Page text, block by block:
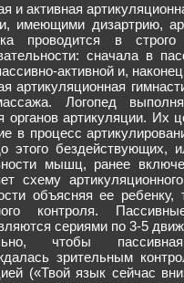
и активная
имеющими дизартрию,
проводится в строго
сначала в
активной и,
артикуляционная
Логопед
органов артикуляции. Их
в процесс
этого бездействующих,
мышц, ранее
схему
объясняя ее ребенку,
контроля.
сериями по 3-5
чтобы
зрительным
(«Твой язык сейчас